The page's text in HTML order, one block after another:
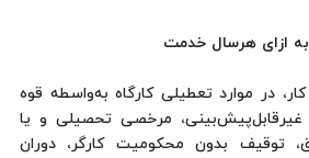
20 قانون کار، در موارد تعطیلی کارگاه به‌واسطه قوه
غیرقابل‌پیش‌بینی، مرخصی تحصیلی و یا
توقیف بدون محکومیت کارگر، دوران